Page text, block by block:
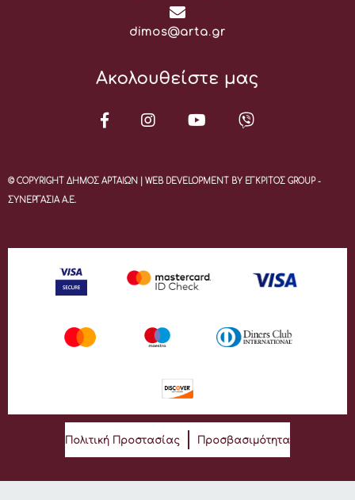
Email:
dimos@arta.gr
Ακολουθείστε μας
© COPYRIGHT ΔΗΜΟΣ ΑΡΤΑΙΩΝ | WEB DEVELOPMENT BY ΕΓΚΡΙΤΟΣ GROUP -
ΣΥΝΕΡΓΑΣΙΑ Α.Ε.
Πολιτική Προστασίας Προσβασιμότητα